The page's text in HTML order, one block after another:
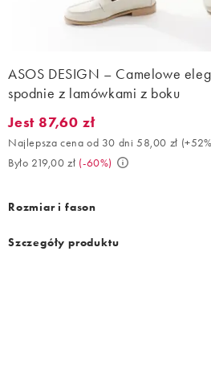
ASOS DESIGN – Camelowe
spodnie z lamówkami z boku
Jest 87,60 zł. Najlepsza cena od 30
Jest 87,60 zł
Najlepsza cena od 30 dni 58,00 zł (+52%
Było 219,00 zł (-60%)
Rozmiar i fason
Szczegóły produktu